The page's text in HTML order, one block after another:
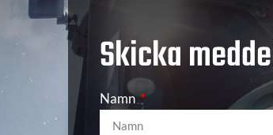
Skicka
Namn